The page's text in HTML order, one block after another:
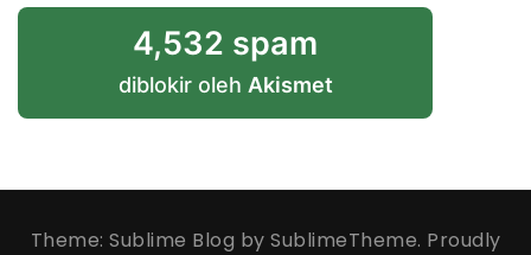
4,532 spam
diblokir oleh Akismet
Theme: Sublime Blog by SublimeTheme. Proudly